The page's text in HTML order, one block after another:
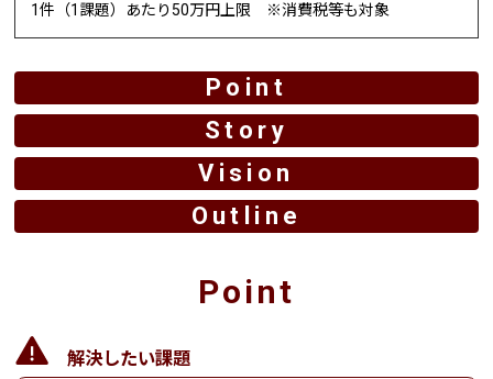
1件（1課題）あたり50万円上限 ※消費税等も対象
Point
Story
Vision
Outline
Point
解決したい課題